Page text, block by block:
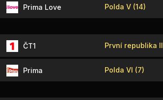
Prima Love Polda V (14)
ČT1 První republika
Prima Polda VI (7)